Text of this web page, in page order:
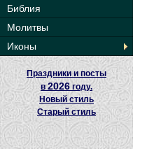
Библия
Молитвы
Иконы
Праздники и посты
в2026 году.
Новый стиль
Старый стиль